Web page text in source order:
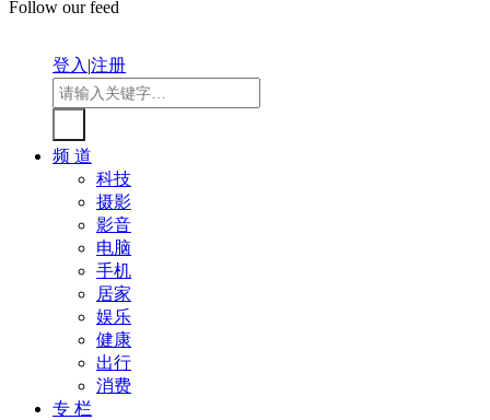
Follow our feed
登入|注册
频 道
科技
摄影
影音
电脑
手机
居家
娱乐
健康
出行
消费
专 栏